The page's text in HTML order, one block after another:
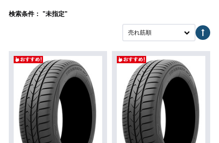
検索条件： "未指定"
売れ筋順